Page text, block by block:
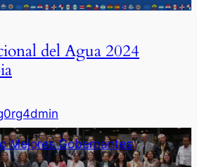
del Agua 2024
Mejores Gobernantes